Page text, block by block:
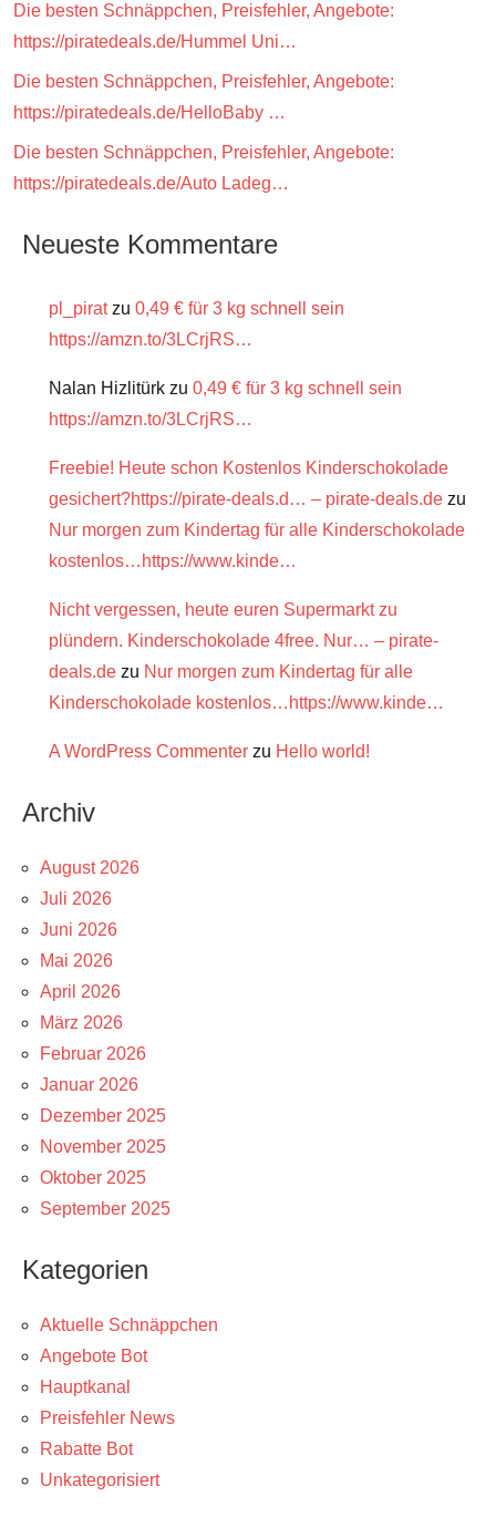
Die besten Schnäppchen, Preisfehler, Angebote:
https://piratedeals.de/Hummel Uni…
Die besten Schnäppchen, Preisfehler, Angebote:
https://piratedeals.de/HelloBaby …
Die besten Schnäppchen, Preisfehler, Angebote:
https://piratedeals.de/Auto Ladeg…
Neueste Kommentare
pl_piratzu 0,49 € für 3 kg schnell sein
https://amzn.to/3LCrjRS…
Nalan Hizlitürk zu 0,49 € für 3 kg schnell sein
https://amzn.to/3LCrjRS…
Freebie! Heute schon Kostenlos Kinderschokolade
gesichert?https://pirate-deals.d… – pirate-deals.de zu
Nur morgen zum Kindertag für alle Kinderschokolade
kostenlos…https://www.kinde…
Nicht vergessen, heute euren Supermarkt zu
plündern. Kinderschokolade 4free. Nur… – pirate-
deals.de zu Nur morgen zum Kindertag für alle
Kinderschokolade kostenlos…https://www.kinde…
A WordPress Commenter zu Hello world!
Archiv
August 2026
Juli 2026
Juni 2026
Mai 2026
April 2026
März 2026
Februar 2026
Januar 2026
Dezember 2025
November 2025
Oktober 2025
September 2025
Kategorien
Aktuelle Schnäppchen
Angebote Bot
Hauptkanal
Preisfehler News
Rabatte Bot
Unkategorisiert